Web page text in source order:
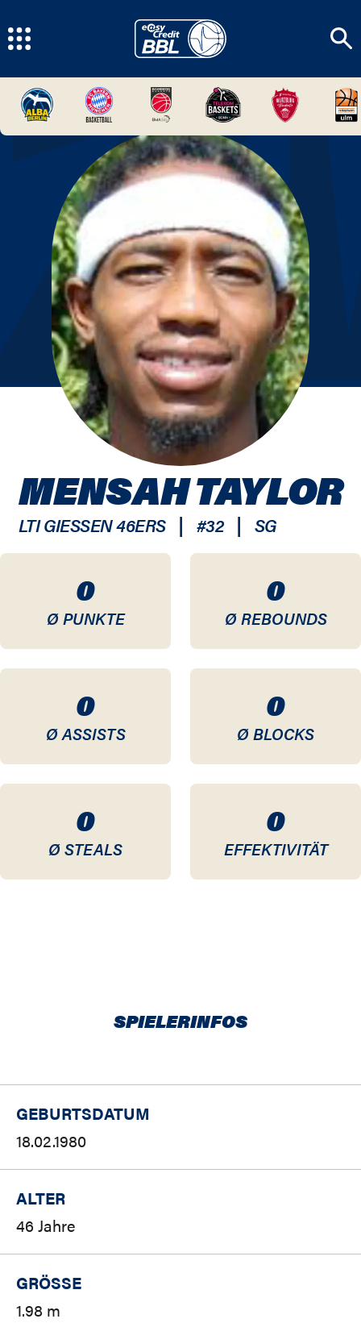
0
Ø PUNKTE
0
Ø REBOUNDS
0
Ø ASSISTS
0
Ø BLOCKS
0
Ø STEALS
0
EFFEKTIVITÄT
MENSAH TAYLOR
LTI GIESSEN 46ERS | #32 | SG
SPIELERINFOS
GEBURTSDATUM
18.02.1980
ALTER
46 Jahre
GRÖSSE
1.98 m